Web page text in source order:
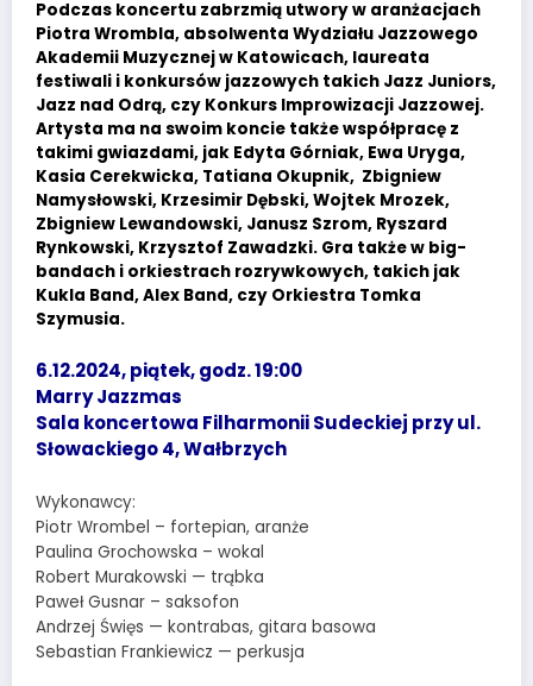
Podczas koncertu zabrzmią utwory w aranżacjach
Piotra Wrombla, absolwenta Wydziału Jazzowego
Akademii Muzycznej w Katowicach, laureata
festiwali i konkursów jazzowych takich Jazz Juniors,
Jazz nad Odrą, czy Konkurs Improwizacji Jazzowej.
Artysta ma na swoim koncie także współpracę z
takimi gwiazdami, jak Edyta Górniak, Ewa Uryga,
Kasia Cerekwicka, Tatiana Okupnik, Zbigniew
Namysłowski, Krzesimir Dębski, Wojtek Mrozek,
Zbigniew Lewandowski, Janusz Szrom, Ryszard
Rynkowski, Krzysztof Zawadzki. Gra także w big-
bandach i orkiestrach rozrywkowych, takich jak
Kukla Band, Alex Band, czy Orkiestra Tomka
Szymusia.
6.12.2024, piątek, godz. 19:00
Marry Jazzmas
Sala koncertowa Filharmonii Sudeckiej przy ul.
Słowackiego 4, Wałbrzych
Wykonawcy:
Piotr Wrombel – fortepian, aranże
Paulina Grochowska – wokal
Robert Murakowski — trąbka
Paweł Gusnar – saksofon
Andrzej Święs — kontrabas, gitara basowa
Sebastian Frankiewicz — perkusja